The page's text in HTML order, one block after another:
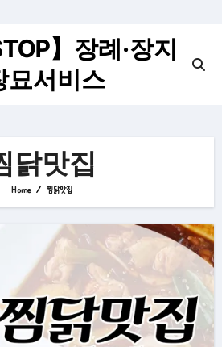
】장례·장지
묘서비스
닭맛집
Home 찜닭맛집